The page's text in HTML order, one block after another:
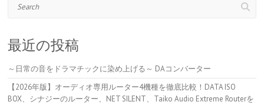
最近の投稿
～日常の音をドラマチックに染め上げる～ DAコンバーター
【2026年版】オーディオ専用ルーター4機種を徹底比較！DATA ISO
BOX、シナジーのルーター、NET SILENT、Taiko Audio Extreme Routerを